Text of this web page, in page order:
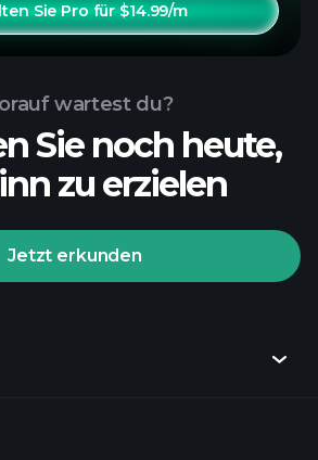
Sie Pro für $14.99/m
wartest du?
Sie noch heute,
zu erzielen
Jetzt erkunden